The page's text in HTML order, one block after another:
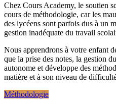
Chez Cours Academy, le soutien
cours de méthodologie, car les
des lycéens sont parfois dus à un
gestion inadéquate du travail
Nous apprendrons à votre enfant
que la prise des notes, la gestion
autonome et développe des
matière et à son niveau de
Méthodologie